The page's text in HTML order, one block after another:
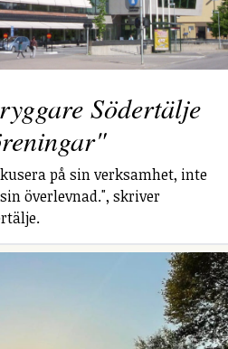
Södertälje
på sin verksamhet, inte
överlevnad.", skriver